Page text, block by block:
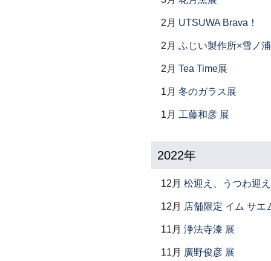
2月 UTSUWA Brava！
2月 ふじい製作所×雪ノ
2月 Tea Time展
1月 冬のガラス展
1月 工藤和彦 展
2022年
12月 松迎え、うつわ迎
12月 店舗限定 イム サ
11月 浄法寺漆 展
11月 廣野俊彦 展